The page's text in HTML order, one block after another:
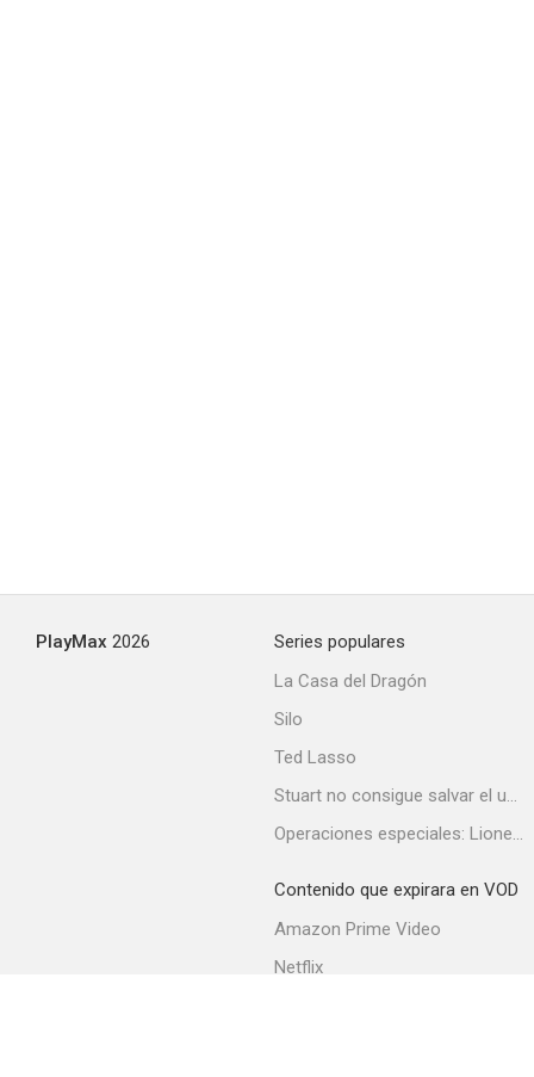
PlayMax 2026
Series populares
La Casa del Dragón
Silo
Ted Lasso
Stuart no consigue salvar el universo
Operaciones especiales: Lioness
Contenido que expirara en VOD
Amazon Prime Video
Netflix